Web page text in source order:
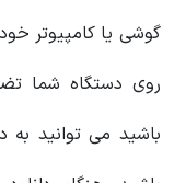
گوشی یا کامپیوتر
روی دستگاه شما
باشید می توانید